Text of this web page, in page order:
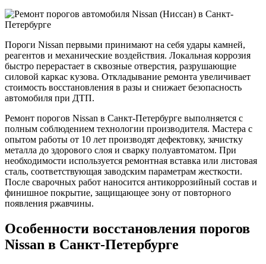
Пороги Nissan первыми принимают на себя удары камней,
реагентов и механические воздействия. Локальная коррозия
быстро перерастает в сквозные отверстия, разрушающие
силовой каркас кузова. Откладывание ремонта увеличивает
стоимость восстановления в разы и снижает безопасность
автомобиля при ДТП.
Ремонт порогов Nissan в Санкт-Петербурге выполняется с
полным соблюдением технологии производителя. Мастера с
опытом работы от 10 лет производят дефектовку, зачистку
металла до здорового слоя и сварку полуавтоматом. При
необходимости используется ремонтная вставка или листовая
сталь, соответствующая заводским параметрам жесткости.
После сварочных работ наносится антикоррозийный состав и
финишное покрытие, защищающее зону от повторного
появления ржавчины.
Особенности восстановления порогов
Nissan в Санкт-Петербурге